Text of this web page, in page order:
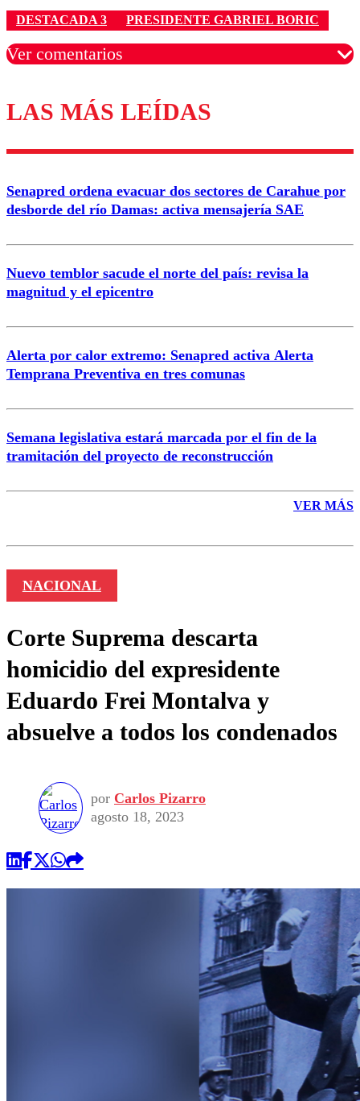
DESTACADA 3 PRESIDENTE GABRIEL BORIC
Ver comentarios
Los comentarios son moderados para garantizar un
diálogo respetuoso.
Nombre
Correo
LAS MÁS LEÍDAS
Senapred ordena evacuar dos sectores de Carahue por
desborde del río Damas: activa mensajería SAE
Nuevo temblor sacude el norte del país: revisa la
magnitud y el epicentro
Alerta por calor extremo: Senapred activa Alerta
Temprana Preventiva en tres comunas
Semana legislativa estará marcada por el fin de la
tramitación del proyecto de reconstrucción
VER MÁS
NACIONAL
Corte Suprema descarta
homicidio del expresidente
Eduardo Frei Montalva y
absuelve a todos los condenados
por Carlos Pizarro
agosto 18, 2023